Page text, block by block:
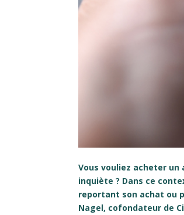
Vous vouliez acheter
inquiète ? Dans ce
reportant son achat ou
Nagel, cofondateur de